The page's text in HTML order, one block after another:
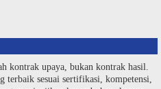
kontrak upaya, bukan kontrak hasil.
sesuai sertifikasi, kompetensi,